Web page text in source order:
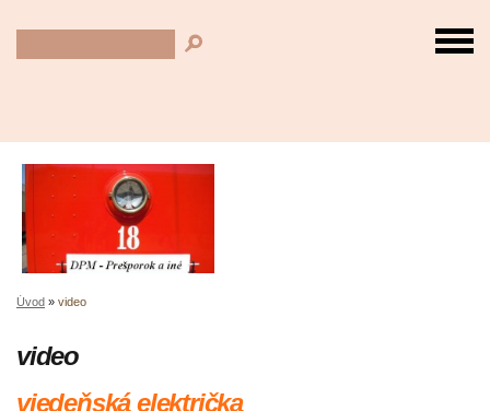
Úvod » video
video
viedeňská električka